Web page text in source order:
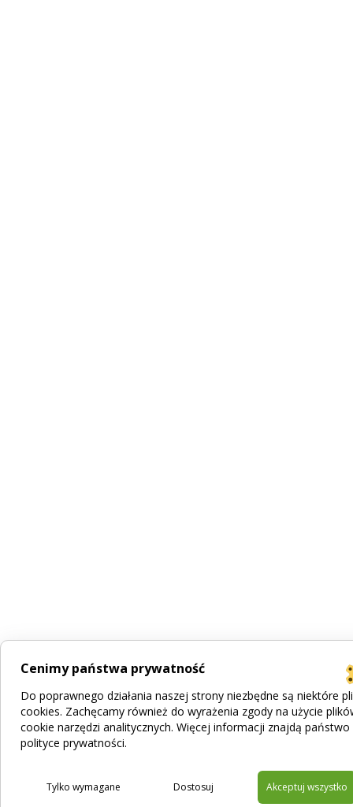
Cenimy państwa prywatność
Do poprawnego działania naszej strony niezbędne są niektóre
cookies. Zachęcamy również do wyrażenia zgody na użycie
cookie narzędzi analitycznych. Więcej informacji znajdą państwo
polityce prywatności.
Dostosuj
Tylko wymagane Akceptuj wszystko